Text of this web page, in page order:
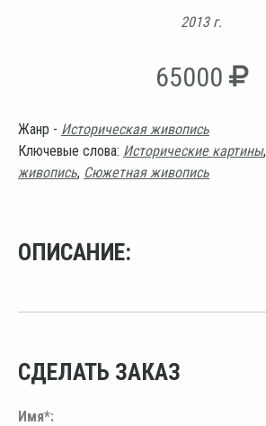
2013 г.
65000
Жанр - Историческая живопись
Ключевые слова: Исторические картины,
живопись, Сюжетная живопись
ОПИСАНИЕ:
СДЕЛАТЬ ЗАКАЗ
Имя*: